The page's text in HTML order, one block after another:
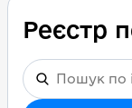
Реєстр